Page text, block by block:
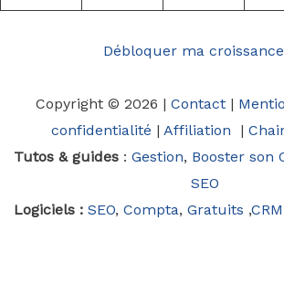
Débloquer ma
Copyright © 2026 | Contact|
confidentialité | Affiliation |
Tutos & guides : Gestion, Booster son
SEO
Logiciels : SEO, Compta, Gratuits ,CRM